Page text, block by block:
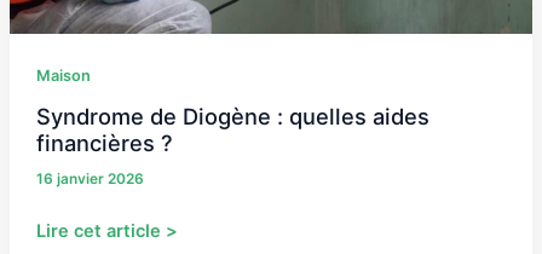
Maison
Syndrome de Diogène : quelles aides
financières ?
16 janvier 2026
Lire cet article >